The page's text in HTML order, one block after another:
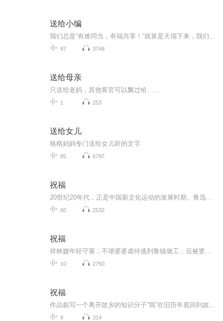
送给小编
97 3748
送给母亲
只送给老妈，其他客官可以飘过哈……
1 253
送给女儿
格格妈妈专门送给女儿听的文字
85 6797
祝福
60 2532
祝福
10 2750
祝福
9 314